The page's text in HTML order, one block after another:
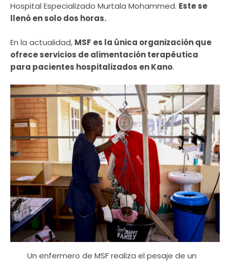
Hospital Especializado Murtala Mohammed. Este se
llenó en solo dos horas.
En la actualidad, MSF es la única organización que
ofrece servicios de alimentación terapéutica
para pacientes hospitalizados en Kano.
Un enfermero de MSF realiza el pesaje de un